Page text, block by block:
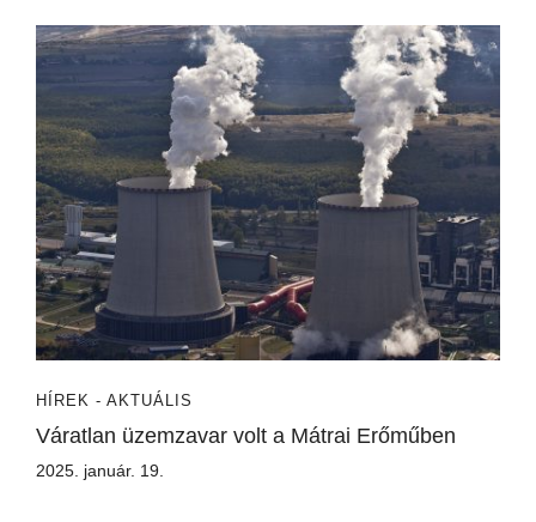
HÍREK - AKTUÁLIS
Váratlan üzemzavar volt a Mátrai Erőműben
2025. január. 19.